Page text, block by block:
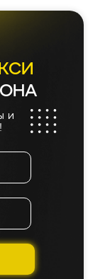
и